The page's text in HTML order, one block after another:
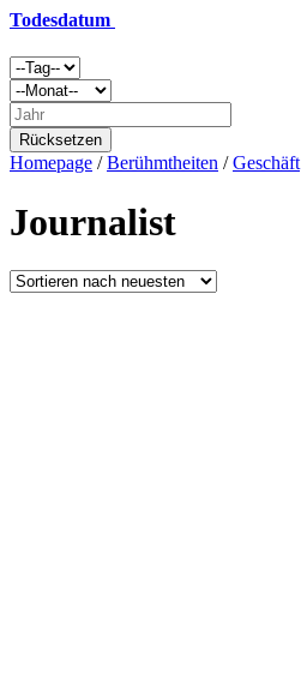
Todesdatum
Rücksetzen
Homepage / Berühmtheiten / Geschäft
Journalist